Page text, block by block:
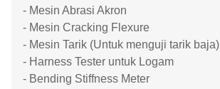
- Mesin Abrasi Akron
- Mesin Cracking Flexure
- Mesin Tarik (Untuk menguji tarik baja)
- Harness Tester untuk Logam
- Bending Stiffness Meter